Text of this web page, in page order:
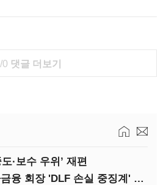
0 댓글 더보기
·보수 우위’ 재편
법원 "함영주 하나금융 회장 'DLF 손실 중징계' 취소"(종합)